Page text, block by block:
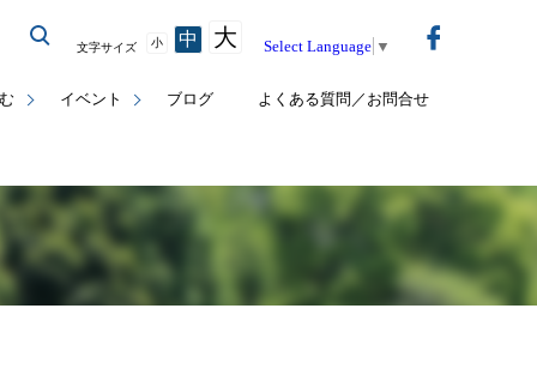
イベント ブログ よくある質問／お問合せ
文字サイズ 小 中 大 Select Language ▼